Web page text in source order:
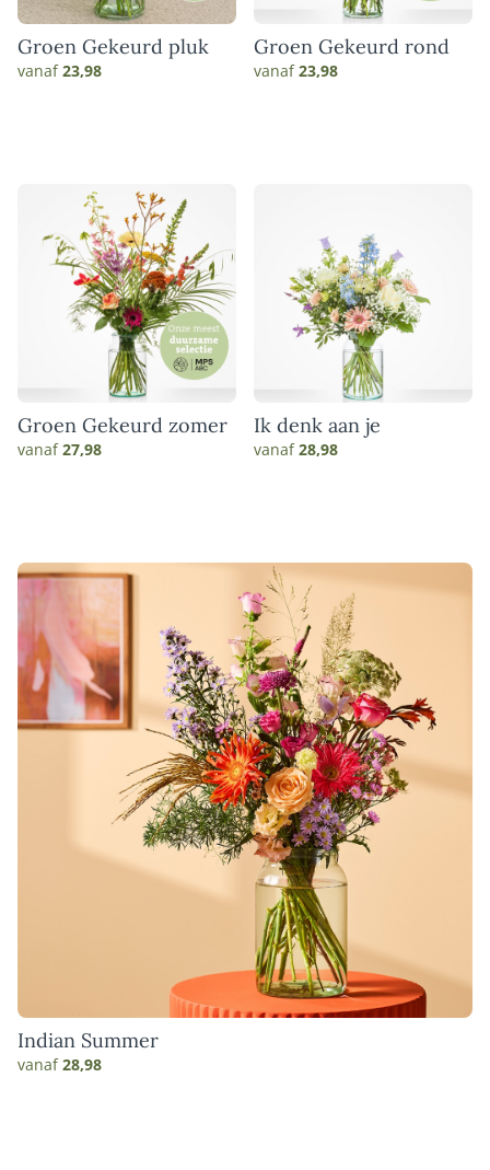
Groen Gekeurd pluk
vanaf23,98
Groen Gekeurd rond
vanaf23,98
Groen Gekeurd zomer
vanaf27,98
Ik denk aan je
vanaf28,98
Indian Summer
vanaf28,98